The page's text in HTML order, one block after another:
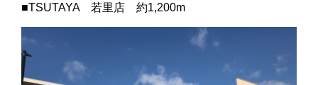
■TSUTAYA 若里店 約1,200m